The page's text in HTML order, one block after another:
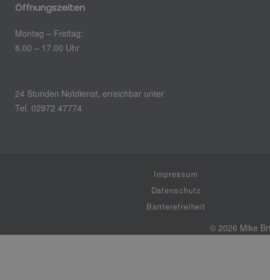
Öffnungszeiten
Montag – Freitag:
8.00 – 17.00 Uhr
24 Stunden Notdienst, erreichbar unter
Tel. 02972 47774
Impressum
Datenschutz
Barrierefreiheit
© 2026 Mike